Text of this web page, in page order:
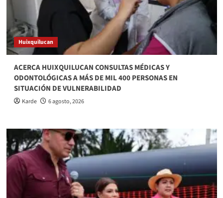
Huixquilucan
ACERCA HUIXQUILUCAN CONSULTAS MÉDICAS Y
ODONTOLÓGICAS A MÁS DE MIL 400 PERSONAS EN
SITUACIÓN DE VULNERABILIDAD
Karde 6 agosto, 2026